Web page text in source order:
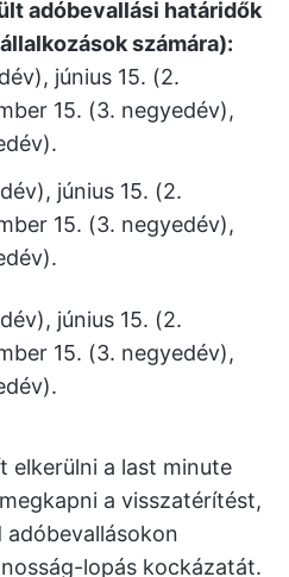
adóbevallási határidők
számára):
június 15. (2.
15. (3. negyedév),
június 15. (2.
15. (3. negyedév),
június 15. (2.
15. (3. negyedév),
elkerülni a last minute
a visszatérítést,
adóbevallásokon
lopás kockázatát.